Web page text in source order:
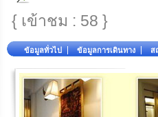
{ เข้าชม : 58 }
ข้อมูลทั่วไป ข้อมูลการเดินทาง ส